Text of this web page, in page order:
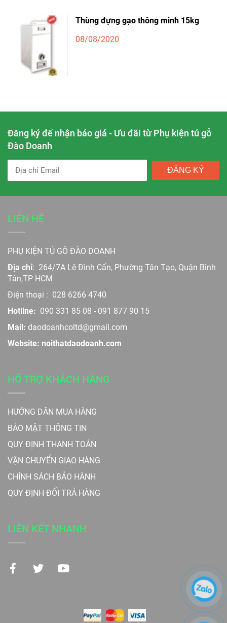
Thùng đựng gạo thông minh 15kg
08/08/2020
Đăng ký để nhận báo giá - Ưu đãi từ Phụ kiện tủ gỗ
Đào Doanh
ĐĂNG KÝ
LIÊN HỆ
PHỤ KIỆN TỦ GỖ ĐÀO DOANH
Địa chỉ: 264/7A Lê Đình Cẩn, Phường Tân Tạo, Quận Bình
Tân,TP HCM
Điện thoại : 028 6266 4740
Hotline: 090 331 85 08 - 091 877 90 15
Mail: daodoanhcoltd@gmail.com
Website: noithatdaodoanh.com
HỔ TRỢ KHÁCH HÀNG
HƯỚNG DẪN MUA HÀNG
BẢO MẬT THÔNG TIN
QUY ĐỊNH THANH TOÁN
VẬN CHUYỂN GIAO HÀNG
CHÍNH SÁCH BẢO HÀNH
QUY ĐỊNH ĐỔI TRẢ HÀNG
LIÊN KẾT NHANH